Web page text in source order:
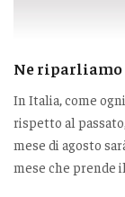
Ne riparliamo
In Italia, come
rispetto al
mese di agosto
mese che prende